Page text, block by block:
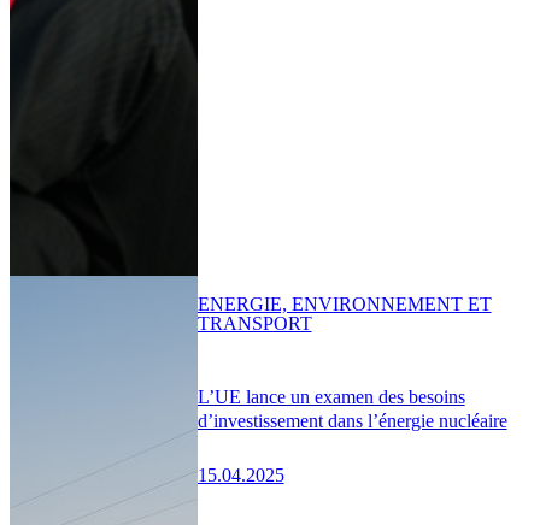
L’UE lance un examen des besoins
d’investissement dans l’énergie nucléaire
15.04.2025
ENERGIE, ENVIRONNEMENT ET
TRANSPORT